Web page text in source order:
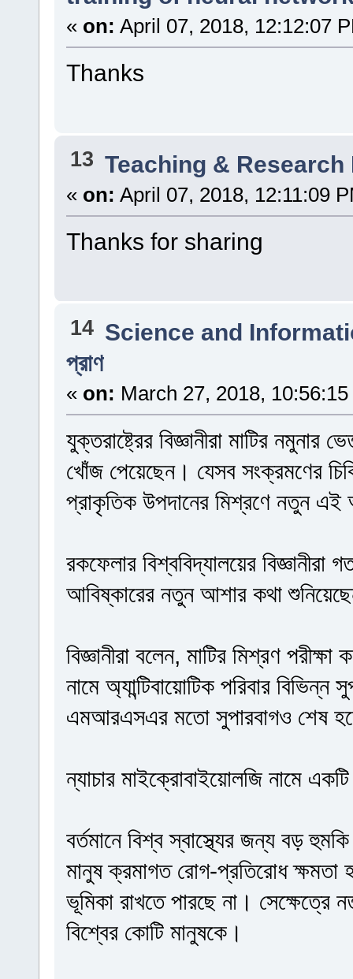
« on: April 07, 2018, 12:12:07
Thanks
13 Teaching &
« on: April 07, 2018, 12:11:09
Thanks for sharing
14 Science and
প্রাণ
« on: March 27, 2018,
যুক্তরাষ্ট্রের বিজ্ঞানীরা মাটির নমুনার
খোঁজ পেয়েছেন। যেসব সংক্রমণের
প্রাকৃতিক উপদানের মিশ্রণে নতুন এই
রকফেলার বিশ্ববিদ্যালয়ের
আবিষ্কারের নতুন আশার কথা
বিজ্ঞানীরা বলেন, মাটির মিশ্রণ
নামে অ্যান্টিবায়োটিক পরিবার
এমআরএসএর মতো সুপারবাগও শেষ
ন্যাচার মাইক্রোবাইয়োলজি নামে
বর্তমানে বিশ্ব স্বাস্থ্যের জন্য বড়
মানুষ ক্রমাগত রোগ-প্রতিরোধ ক্ষমতা
ভূমিকা রাখতে পারছে না। সেক্ষেত্রে
বিশ্বের কোটি মানুষকে।